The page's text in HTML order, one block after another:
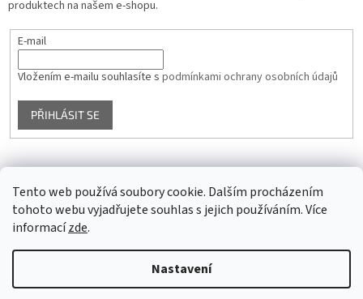
Tento web používá soubory cookie. Dalším procházením
tohoto webu vyjadřujete souhlas s jejich používáním. Více
informacízde.
Nastavení
produktech na našem e-shopu.
E-mail
Vložením e-mailu souhlasíte s podmínkami ochrany osobních údajů
PŘIHLÁSIT SE
Facebook